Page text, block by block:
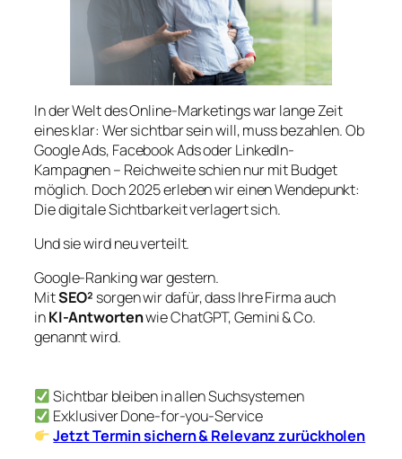
In der Welt des Online-Marketings war lange Zeit
eines klar: Wer sichtbar sein will, muss bezahlen. Ob
Google Ads, Facebook Ads oder LinkedIn-
Kampagnen – Reichweite schien nur mit Budget
möglich. Doch 2025 erleben wir einen Wendepunkt:
Die digitale Sichtbarkeit verlagert sich.
Und sie wird neu verteilt.
Google-Ranking war gestern.
MitSEO² sorgen wir dafür, dass Ihre Firma auch
inKI-Antwortenwie ChatGPT, Gemini & Co.
genannt wird.
Sichtbar bleiben in allen Suchsystemen
Exklusiver Done-for-you-Service
Jetzt Termin sichern & Relevanz zurückholen